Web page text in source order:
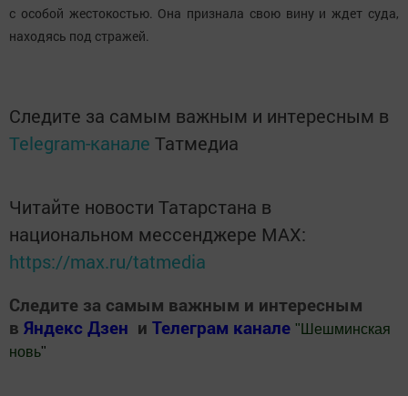
с особой жестокостью. Она признала свою вину и ждет суда,
находясь под стражей.
Следите за самым важным и интересным в
Telegram-канале Татмедиа
Читайте новости Татарстана в
национальном мессенджере MАХ:
https://max.ru/tatmedia
Следите за самым важным и интересным
в Яндекс Дзен и Телеграм канале " Шешминская
новь"